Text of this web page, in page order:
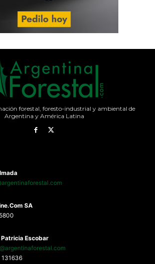
forestal, foresto-industrial y ambiental de
Argentina y América Latina
SA
Escobar
131636